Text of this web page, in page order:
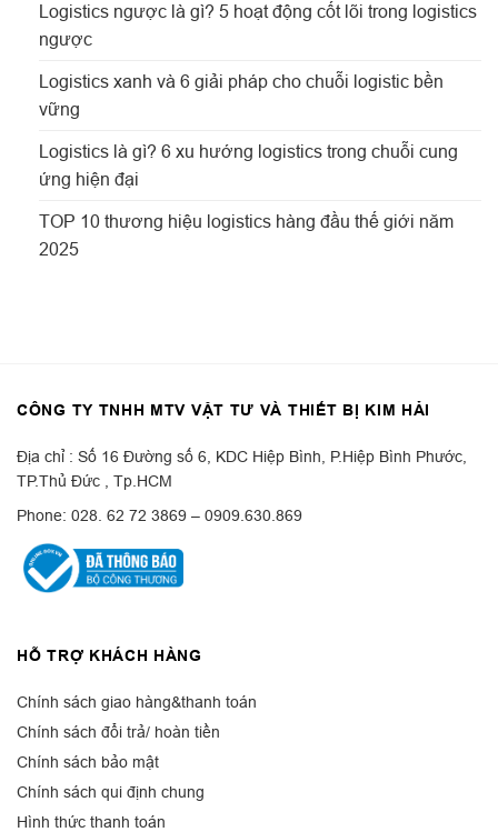
Logistics ngược là gì? 5 hoạt động cốt lõi trong logistics
ngược
Logistics xanh và 6 giải pháp cho chuỗi logistic bền
vững
Logistics là gì? 6 xu hướng logistics trong chuỗi cung
ứng hiện đại
TOP 10 thương hiệu logistics hàng đầu thế giới năm
2025
CÔNG TY TNHH MTV VẬT TƯ VÀ THIẾT BỊ KIM HẢI
Địa chỉ : Số 16 Đường số 6, KDC Hiệp Bình, P.Hiệp Bình Phước,
TP.Thủ Đức , Tp.HCM
Phone: 028. 62 72 3869 – 0909.630.869
HỖ TRỢ KHÁCH HÀNG
Chính sách giao hàng&thanh toán
Chính sách đổi trả/ hoàn tiền
Chính sách bảo mật
Chính sách qui định chung
Hình thức thanh toán